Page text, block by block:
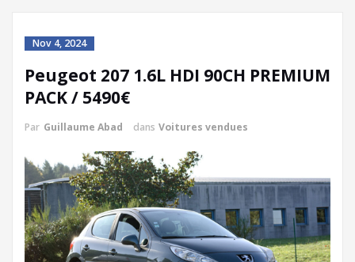
Nov 4, 2024
Peugeot 207 1.6L HDI 90CH PREMIUM
PACK / 5490€
Par Guillaume Abad dans Voitures vendues